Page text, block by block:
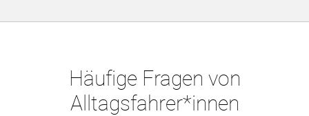
Häufige Fragen von
Alltagsfahrer*innen